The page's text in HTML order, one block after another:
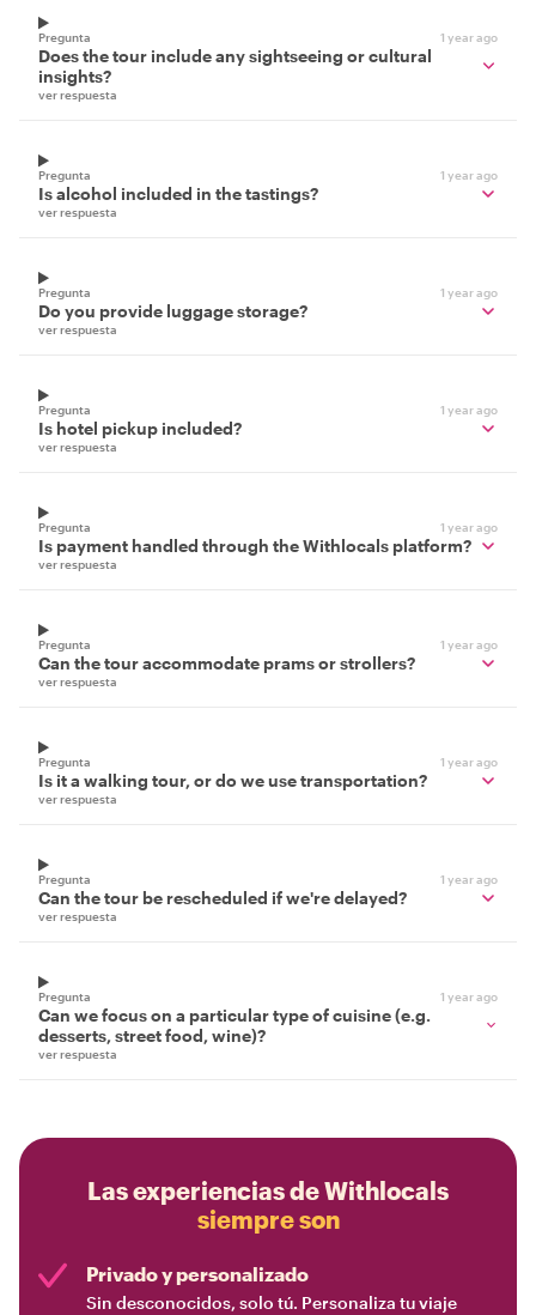
Pregunta 1 year ago
Does the tour include any sightseeing or cultural
insights?
ver respuesta
Pregunta 1 year ago
Is alcohol included in the tastings?
ver respuesta
Pregunta 1 year ago
Do you provide luggage storage?
ver respuesta
Pregunta 1 year ago
Is hotel pickup included?
ver respuesta
Pregunta 1 year ago
Is payment handled through the Withlocals platform?
ver respuesta
Pregunta 1 year ago
Can the tour accommodate prams or strollers?
ver respuesta
Pregunta 1 year ago
Is it a walking tour, or do we use transportation?
ver respuesta
Pregunta 1 year ago
Can the tour be rescheduled if we're delayed?
ver respuesta
Pregunta 1 year ago
Can we focus on a particular type of cuisine (e.g.
desserts, street food, wine)?
ver respuesta
Las experiencias de Withlocals
siempre son
Privado y personalizado
Sin desconocidos, solo tú. Personaliza tu viaje